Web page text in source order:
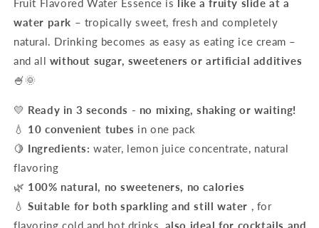
Fruit Flavored Water Essence is like a fruity slide at a
water park – tropically sweet, fresh and completely
natural. Drinking becomes as easy as eating ice cream –
and all without sugar, sweeteners or artificial additives
🍧🌞
💛 Ready in 3 seconds - no mixing, shaking or waiting!
💧 10 convenient tubes in one pack
🍋 Ingredients: water, lemon juice concentrate, natural
flavoring
🌿 100% natural, no sweeteners, no calories
💧Suitable for both sparkling and still water , for
flavoring cold and hot drinks, also ideal for cocktails and